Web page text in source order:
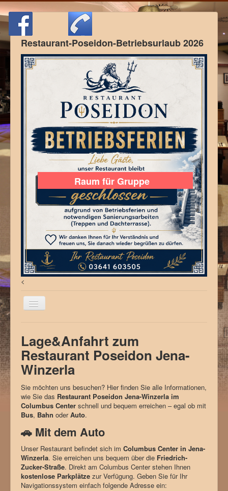
Restaurant-Poseidon-Betriebsurlaub 2026
<
Raum für Gruppe
Aktuelles
Speisekarte
Anfahrt
Lage&Anfahrt zum
Restaurant Poseidon Jena-
Winzerla
Sie möchten uns besuchen? Hier finden Sie alle Informationen,
wie Sie das Restaurant Poseidon Jena-Winzerla im
Columbus Center schnell und bequem erreichen – egal ob mit
Bus, Bahn oderAuto.
🚗 Mit dem Auto
Unser Restaurant befindet sich im Columbus Center in Jena-
Winzerla. Sie erreichen uns bequem über die Friedrich-
Zucker-Straße. Direkt am Columbus Center stehen Ihnen
kostenlose Parkplätze zur Verfügung. Geben Sie für Ihr
Navigationssystem einfach folgende Adresse ein: